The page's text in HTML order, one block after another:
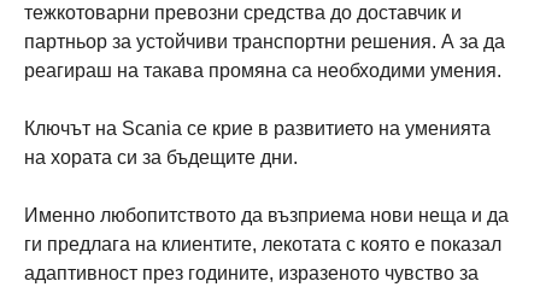
тежкотоварни превозни средства до доставчик и
партньор за устойчиви транспортни решения. А за да
реагираш на такава промяна са необходими умения.
Ключът на Scania се крие в развитието на уменията
на хората си за бъдещите дни.
Именно любопитството да възприема нови неща и да
ги предлага на клиентите, лекотата с която е показал
адаптивност през годините, изразеното чувство за